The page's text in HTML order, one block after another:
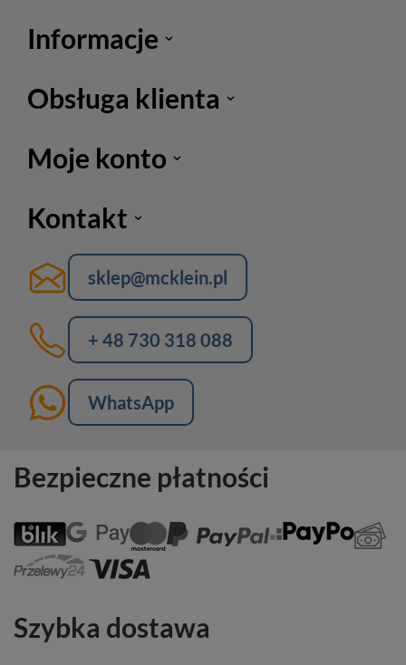
Informacje
Obsługa klienta
Moje konto
Kontakt
sklep@mcklein.pl
+ 48 730 318 088
WhatsApp
Bezpieczne płatności
Szybka dostawa